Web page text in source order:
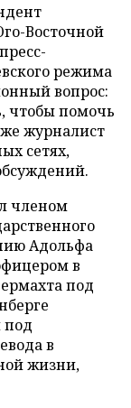
Восточной
режима
вопрос:
чтобы помочь
журналист
сетях,
членом
Адольфа
в
под
под
в
жизни,